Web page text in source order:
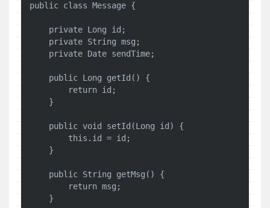
public class Message {
    private Long id;
    private String msg;
    private Date sendTime;
    public Long getId() {
        return id;
    }
    public void setId(Long id) {
        this.id = id;
    }
    public String getMsg() {
        return msg;
    }